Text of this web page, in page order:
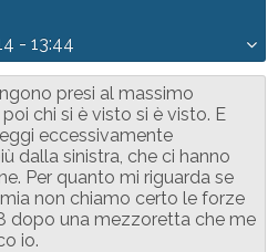
- 13:44
presi al massimo
chi si è visto si è visto. E
eccessivamente
dalla sinistra, che ci hanno
Per quanto mi riguarda se
non chiamo certo le forze
dopo una mezzoretta che me
io.